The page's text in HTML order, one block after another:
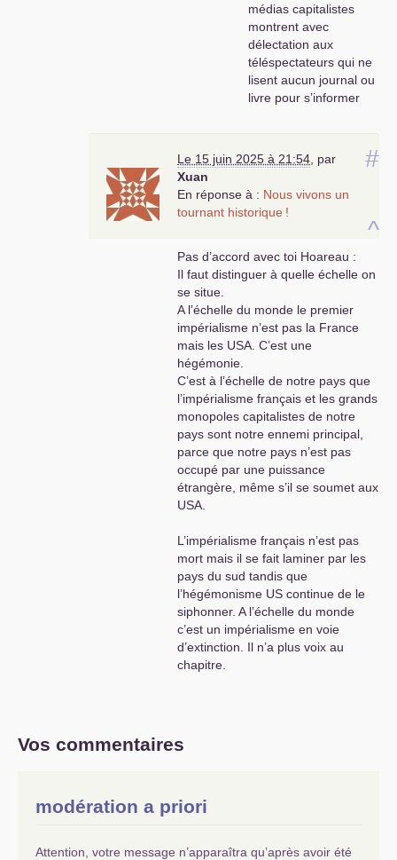
médias capitalistes
montrent avec
délectation aux
téléspectateurs qui ne
lisent aucun journal ou
livre pour s’informer
melodramatique de
l’opinion populaire
nous communistes
nous nous battons
contre des moulins à
miracle d’une situation
sociale explosive qui
un réflexion plus
marxiste pour en finir
avec cet impérialisme
quotidiennement.
Le peuple français est-
il révolutionnaire ou
pas? Là est la
question à se poser
alors que chaque jour
des luttes sociales se
touchées par les
réformes patronales ou
gouvernementales.
Cela suffira-t-il pour
changer le cours de
l’histoire du pays des
résistants et des
plusieurs générations
#
^
Le 15 juin 2025 à 21:54, par
Xuan
En réponse à : Nous vivons un
tournant historique !
Pas d’accord avec toi Hoareau :
Il faut distinguer à quelle échelle on
se situe.
A l’échelle du monde le premier
impérialisme n’est pas la France
mais les USA. C’est une
hégémonie.
C’est à l’échelle de notre pays que
l’impérialisme français et les grands
monopoles capitalistes de notre
pays sont notre ennemi principal,
parce que notre pays n’est pas
occupé par une puissance
étrangère, même s’il se soumet aux
USA.
L’impérialisme français n’est pas
mort mais il se fait laminer par les
pays du sud tandis que
l’hégémonisme US continue de le
siphonner. A l’échelle du monde
c’est un impérialisme en voie
d’extinction. Il n’a plus voix au
chapitre.
Vos commentaires
modération a priori
Attention, votre message n’apparaîtra qu’après avoir été